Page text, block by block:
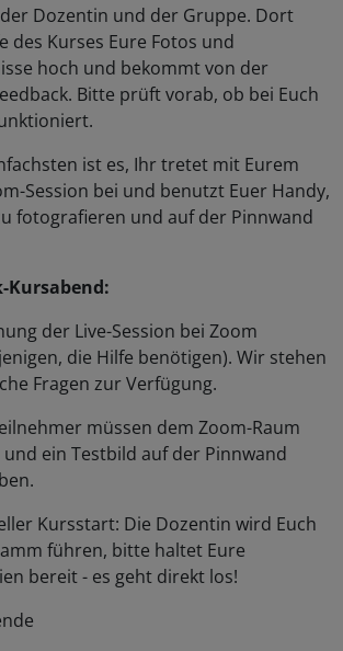
Dozentin und der Gruppe. Dort
des Kurses Eure Fotos und
hoch und bekommt von der
Bitte prüft vorab, ob bei Euch
ist es, Ihr tretet mit Eurem
Session bei und benutzt Euer Handy,
fotografieren und auf der Pinnwand
Kursabend:
der Live-Session bei Zoom
die Hilfe benötigen). Wir stehen
Fragen zur Verfügung.
müssen dem Zoom-Raum
ein Testbild auf der Pinnwand
Kursstart: Die Dozentin wird Euch
führen, bitte haltet Eure
bereit - es geht direkt los!